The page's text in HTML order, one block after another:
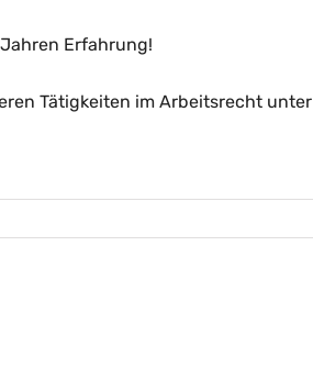
Erfahrung!
Tätigkeiten im Arbeitsrecht unter